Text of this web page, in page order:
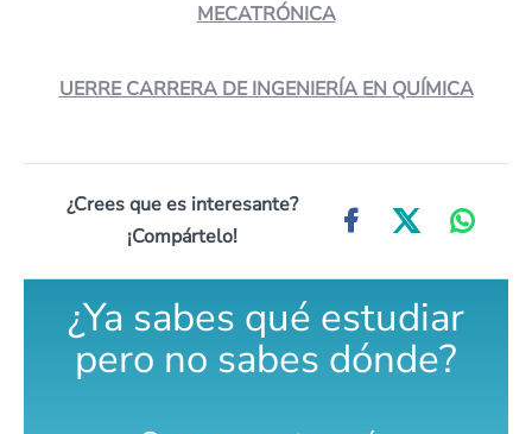
MECATRÓNICA
UERRE CARRERA DE INGENIERÍA EN QUÍMICA
¿Crees que es interesante?
¡Compártelo!
¿Ya sabes qué estudiar
pero no sabes dónde?